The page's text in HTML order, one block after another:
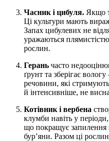
Часник і цибуля. Якщо
Ці культури мають
Запах цибулевих не
уражаються
рослин.
Герань часто
ґрунт та зберігає
речовини, які
й інтенсивніше, не
Котівник і вербена
клумби навіть у
що покращує запилення
бур’яни. Разом ці